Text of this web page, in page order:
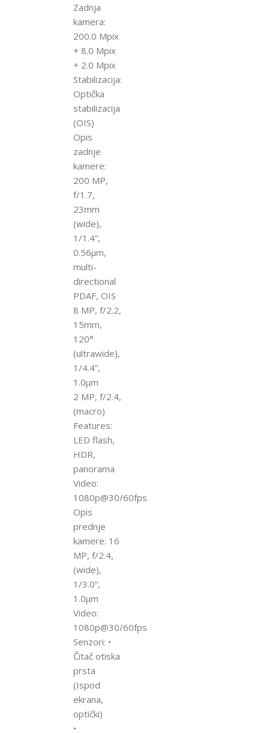
Zadnja
kamera:
200.0 Mpix
+ 8.0 Mpix
+ 2.0 Mpix
Stabilizacija:
Optička
stabilizacija
(OIS)
Opis
zadnje
kamere:
200 MP,
f/1.7,
23mm
(wide),
1/1.4”,
0.56µm,
multi-
directional
PDAF, OIS
8 MP, f/2.2,
15mm,
120°
(ultrawide),
1/4.4”,
1.0µm
2 MP, f/2.4,
(macro)
Features:
LED flash,
HDR,
panorama
Video:
1080p@30/60fps
Opis
prednje
kamere: 16
MP, f/2.4,
(wide),
1/3.0”,
1.0µm
Video:
1080p@30/60fps
Senzori: •
Čitač otiska
prsta
(Ispod
ekrana,
optički)
•